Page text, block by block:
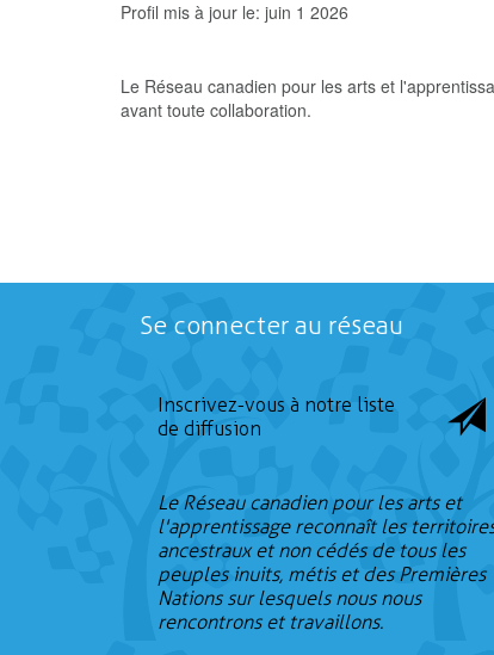
Profil mis à jour le: juin 1 2026
Le Réseau canadien pour les arts et
avant toute collaboration.
Se connecter au réseau
Inscrivez-vous à notre liste
de diffusion
Le Réseau canadien pour les arts et
l'apprentissage reconnaît les
ancestraux et non cédés de tous les
peuples inuits, métis et des Premières
Nations sur lesquels nous nous
rencontrons et travaillons.